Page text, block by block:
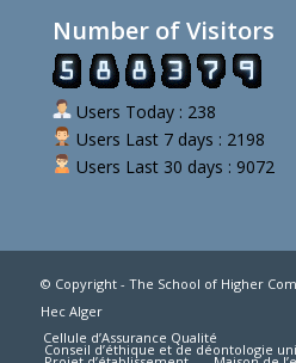
Number of Visitors
Users Today : 238
Users Last 7 days : 2198
Users Last 30 days : 9072
© Copyright - The School of Higher
Hec Alger
Cellule d’Assurance Qualité
Conseil d’éthique et de déontologie